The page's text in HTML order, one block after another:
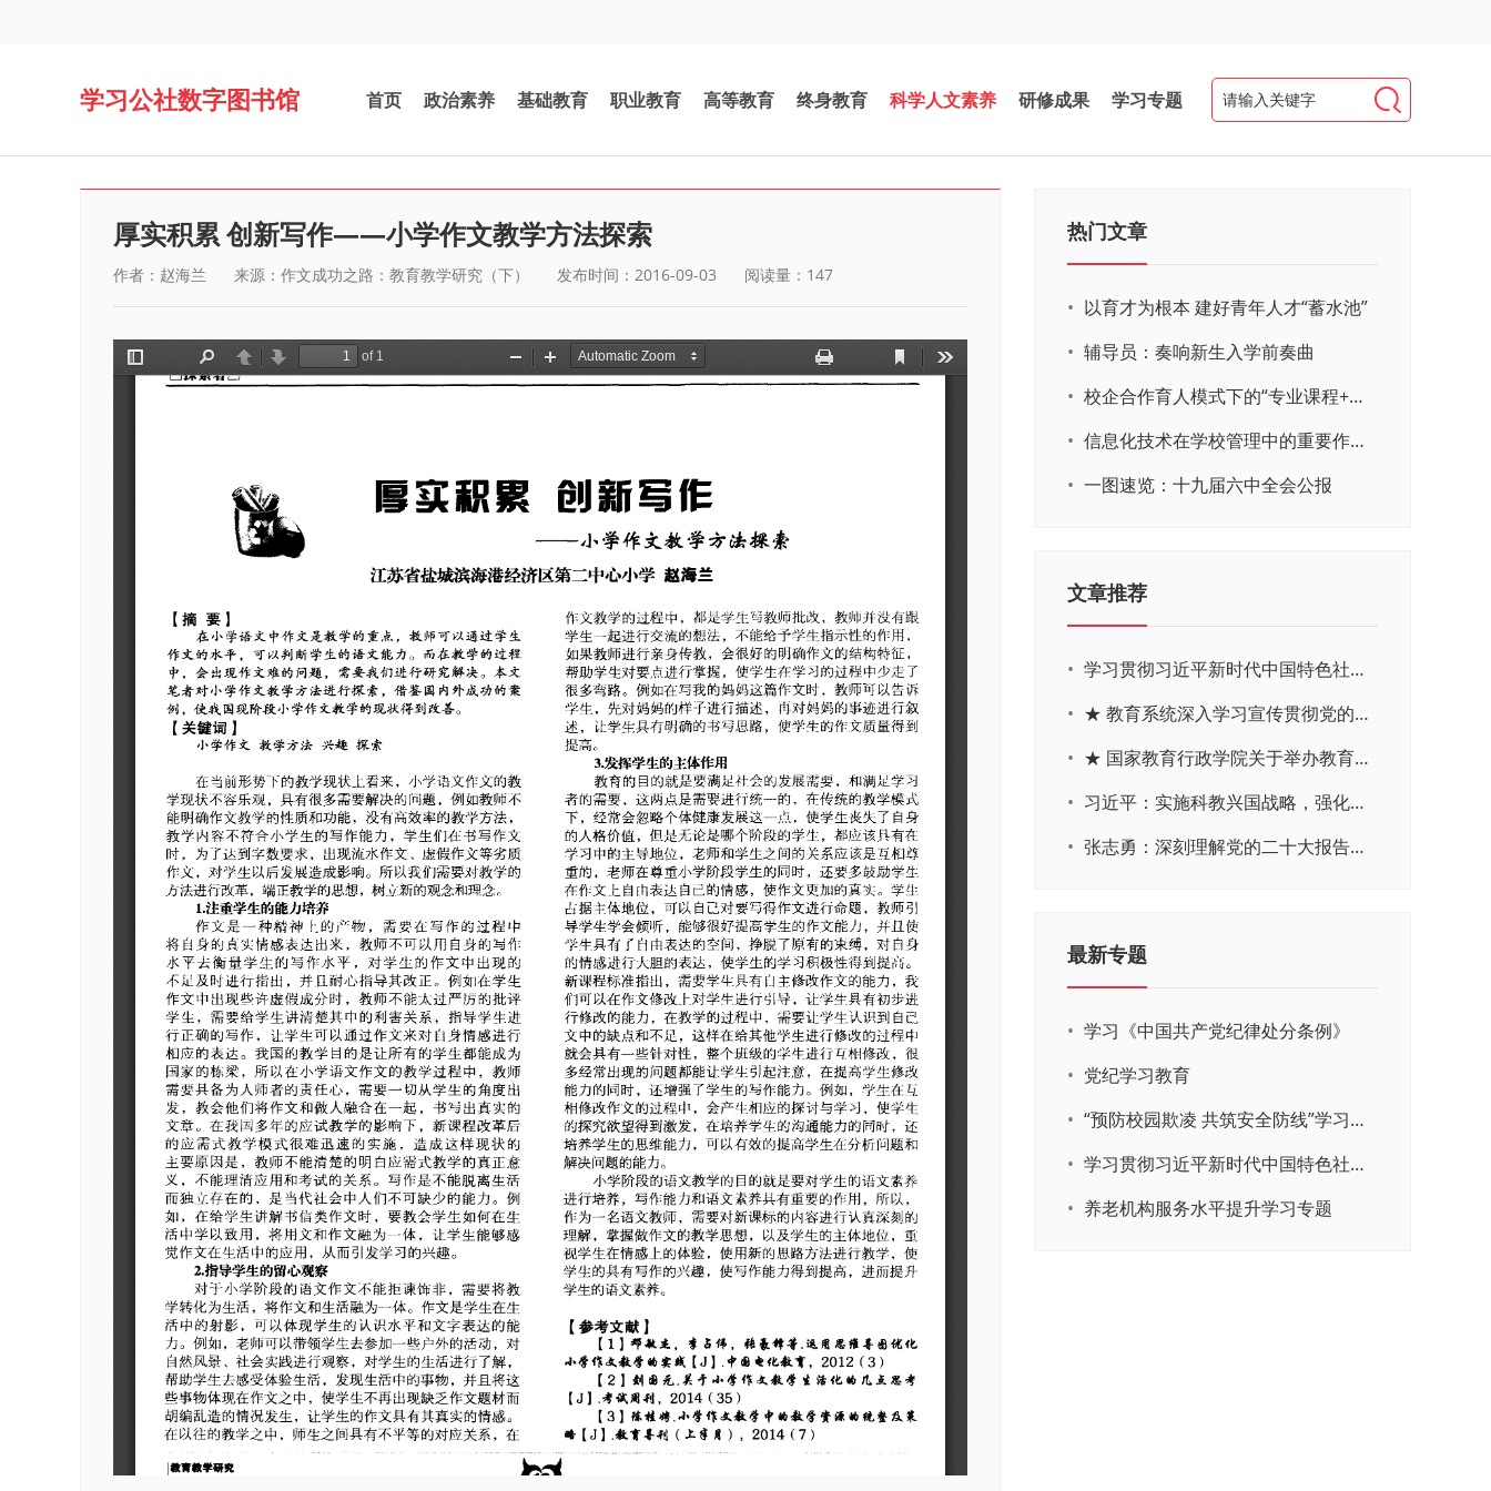
学习公社数字图书馆 首页 政治素养 基础教育 职业教育 高等教育 终身教育 科学人文素养 研修成果 学习专题
厚实积累 创新写作——小学作文教学方法探索
作者：赵海兰 来源：作文成功之路：教育教学研究（下） 发布时间：2016-09-03 阅读量： 147
热门文章
• 以育才为根本 建好青年人才“蓄水池”
• 辅导员：奏响新生入学前奏曲
•
校企合作育人模式下的“专业课程+思政教育+党建活动”交叉融合的课程思政教学探索与实践
•
信息化技术在学校管理中的重要作用 ——以贵州省威宁民族中学和校园使用等为例
• 一图速览：十九届六中全会公报
文章推荐
•
学习贯彻习近平新时代中国特色社会主义思想主题教育网络培训
•
★ 教育系统深入学习宣传贯彻党的二十大精神学习专题
•
★ 国家教育行政学院关于举办教育系统深入学习宣传贯彻党的二十大精神专题网络培训的通知
•
习近平：实施科教兴国战略，强化现代化建设人才支撑
•
张志勇：深刻理解党的二十大报告关于教育的新思想、新战略、新要求
最新专题
• 学习《中国共产党纪律处分条例》
• 党纪学习教育
•
“预防校园欺凌 共筑安全防线”学习专题
•
学习贯彻习近平新时代中国特色社会主义思想主题教育
• 养老机构服务水平提升学习专题